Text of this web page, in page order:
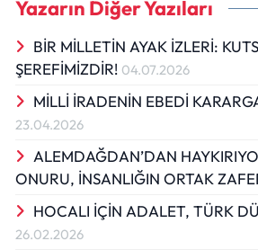
Yazarın Diğer Yazıları
BİR MİLLETİN AYAK İZLERİ:
ŞEREFİMİZDİR! 04.07.2026
MİLLİ İRADENİN EBEDİ
23.04.2026
ALEMDAĞDAN’DAN
ONURU, İNSANLIĞIN ORTAK
HOCALI İÇİN ADALET, TÜRK
26.02.2026